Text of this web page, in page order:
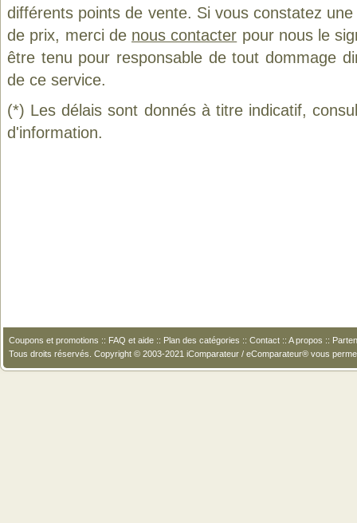
différents points de vente. Si vous constatez
de prix, merci de nous contacter pour nous le
être tenu pour responsable de tout dommage
de ce service.
(*) Les délais sont donnés à titre indicatif,
d'information.
Coupons et promotions :: FAQ et aide :: Plan des catégories :: Contact :: A propos ::
Tous droits réservés. Copyright © 2003-2021 iComparateur / eComparateur® vous